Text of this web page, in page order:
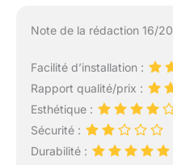
Note de la rédaction 16/20
Facilité d’installation :
Rapport qualité/prix :
Esthétique :
Sécurité :
Durabilité :